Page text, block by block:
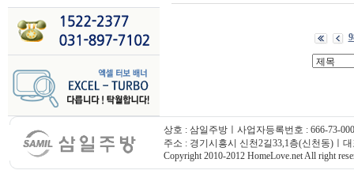
상호 : 삼일주방ㅣ사업자등록번호 : 666-73-
주소 : 경기시흥시 신천2길33,1층(신천동)ㅣ대
Copyright 2010-2012 HomeLove.net All right